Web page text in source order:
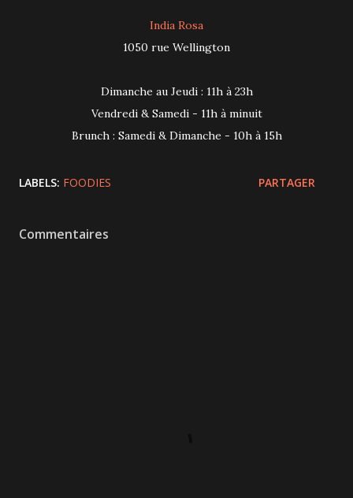
India Rosa
1050 rue Wellington
Dimanche au Jeudi : 11h à 23h
Vendredi & Samedi - 11h à minuit
Brunch : Samedi & Dimanche - 10h à 15h
LABELS: FOODIES PARTAGER
Commentaires